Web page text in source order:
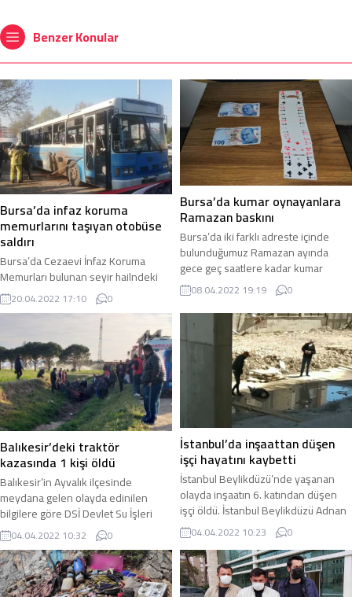
Benzer Konular
Bursa’da infaz koruma
memurlarını taşıyan otobüse
saldırı
Bursa’da Cezaevi İnfaz Koruma
Memurları bulunan seyir hailndeki
otobüse saldırı gerçekleştirildi.
Bombalı saldırıda otobüs yanarken 1
kişi öldü 4 kişi de yaralandı. Bursa’da
Minareli Çavuş Mahallesi’ndeki E Tipi
Kapalı Cezaevi personeli ve İnfaz
Koruma Memurları bulunan servis
aracı Osmangazi ilçesi Yeni Karaman
mevkisi yakınlarındaki akaryakıt
istasyonuna yakınına döşenen el
yapımı...
20.04.2022 17:10 0
Bursa’da kumar oynayanlara
Ramazan baskını
Bursa’da iki farklı adreste içinde
bulunduğumuz Ramazan ayında
gece geç saatlere kadar kumar
oynandığı ihbarı alan polis ekipleri
adreslere baskın düzenledi.
Bursa’nın merkez Osmangazi
ilçesine bağlı iki mahallede Ulu ve
Bağlarbaşı Mahallesi mevkiinde
bulunan işyerlerinde geç saatlere
kadar kumar oynandığına dair
aldıkları ihbarı değerlendiren Asayiş
Şube Müdürlüğü ekipleri ihbarlarda
belirtilen...
08.04.2022 19:19 0
Balıkesir’deki traktör
kazasında 1 kişi öldü
Balıkesir’in Ayvalık ilçesinde
meydana gelen olayda edinilen
bilgilere göre DSİ Devlet Su İşleri
Drenaj Kanalı’na düşerek traktörün
altında kalan sürücü olay yerinde
hayatını kaybetti. Balıkesir’in Ayvalık
ilçesine bağlı Altınova Mahallesi’nde
çiftçilikle uğraşan Tamer Kalkan isimli
04.04.2022 10:32 0
İstanbul’da inşaattan düşen
işçi hayatını kaybetti
İstanbul Beylikdüzü’nde yaşanan
olayda inşaatın 6. katından düşen
işçi öldü. İstanbul Beylikdüzü Adnan
Kahveci Mahallesi Yavuz Sultan Selim
Bulvarı üzerinde bulunan bir site
inşaatında dün saat 13:30
sıralarında meydana gelen olayda
inşaatta çalışan ve ismi
04.04.2022 10:23 0